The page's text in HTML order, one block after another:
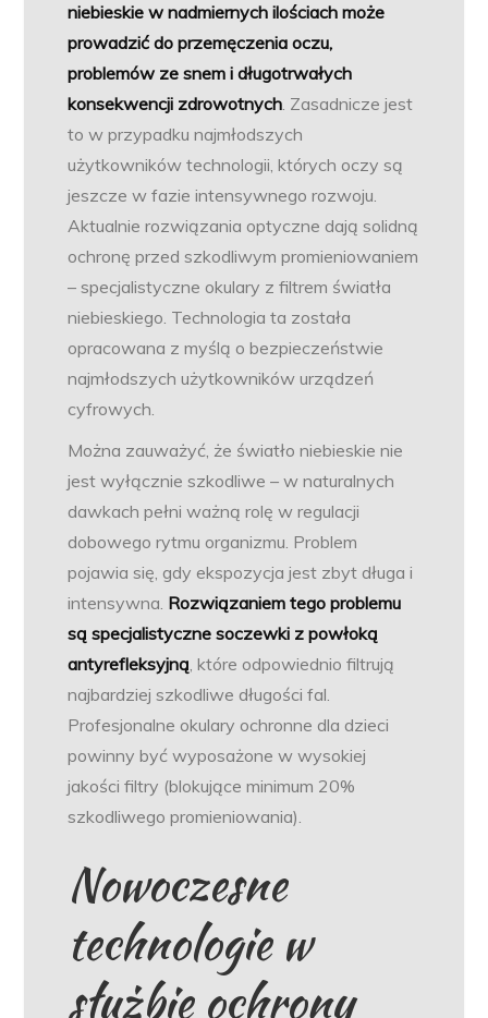
niebieskie w nadmiernych ilościach może
prowadzić do przemęczenia oczu,
problemów ze snem i długotrwałych
konsekwencji zdrowotnych. Zasadnicze jest
to w przypadku najmłodszych
użytkowników technologii, których oczy są
jeszcze w fazie intensywnego rozwoju.
Aktualnie rozwiązania optyczne dają solidną
ochronę przed szkodliwym promieniowaniem
– specjalistyczne okulary z filtrem światła
niebieskiego. Technologia ta została
opracowana z myślą o bezpieczeństwie
najmłodszych użytkowników urządzeń
cyfrowych.
Można zauważyć, że światło niebieskie nie
jest wyłącznie szkodliwe – w naturalnych
dawkach pełni ważną rolę w regulacji
dobowego rytmu organizmu. Problem
pojawia się, gdy ekspozycja jest zbyt długa i
intensywna. Rozwiązaniem tego problemu
są specjalistyczne soczewki z powłoką
antyrefleksyjną, które odpowiednio filtrują
najbardziej szkodliwe długości fal.
Profesjonalne okulary ochronne dla dzieci
powinny być wyposażone w wysokiej
jakości filtry (blokujące minimum 20%
szkodliwego promieniowania).
Nowoczesne
technologie w
służbie ochrony